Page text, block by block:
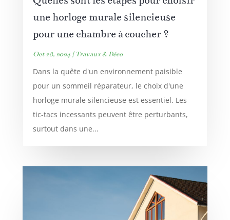
une horloge murale silencieuse
pour une chambre à coucher ?
Oct 28, 2024| Travaux & Déco
Dans la quête d'un environnement paisible
pour un sommeil réparateur, le choix d'une
horloge murale silencieuse est essentiel. Les
tic-tacs incessants peuvent être perturbants,
surtout dans une...